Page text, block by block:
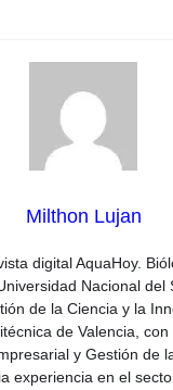
Milthon Lujan
digital AquaHoy.
Nacional del
de la Ciencia y la
de Valencia,
y Gestión de
experiencia en el